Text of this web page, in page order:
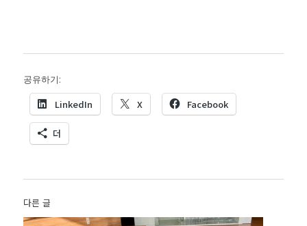
공유하기:
LinkedIn X Facebook
더
다른 글